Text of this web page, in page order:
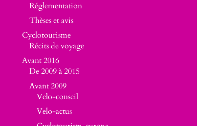
Réglementation
Thèses et avis
Cyclotourisme
Récits de voyage
Avant 2016
De 2009 à 2015
Avant 2009
Velo-conseil
Velo-actus